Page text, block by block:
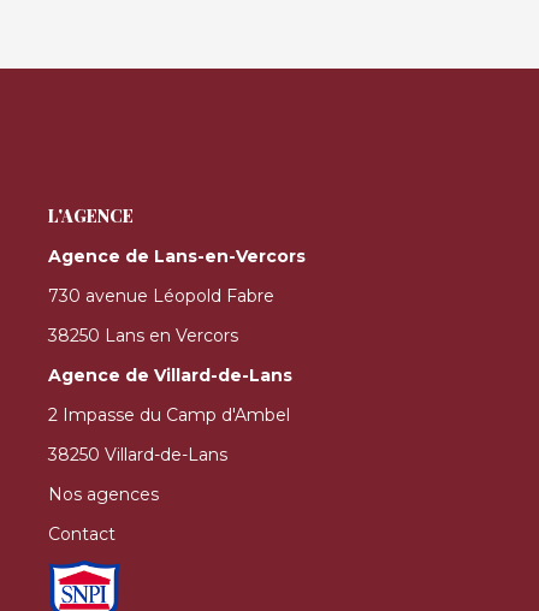
L'AGENCE
Agence de Lans-en-Vercors
730 avenue Léopold Fabre
38250 Lans en Vercors
Agence de Villard-de-Lans
2 Impasse du Camp d'Ambel
38250 Villard-de-Lans
Nos agences
Contact